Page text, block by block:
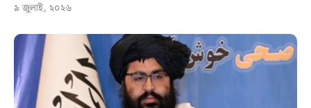
৯ জুলাই, ২০২৬